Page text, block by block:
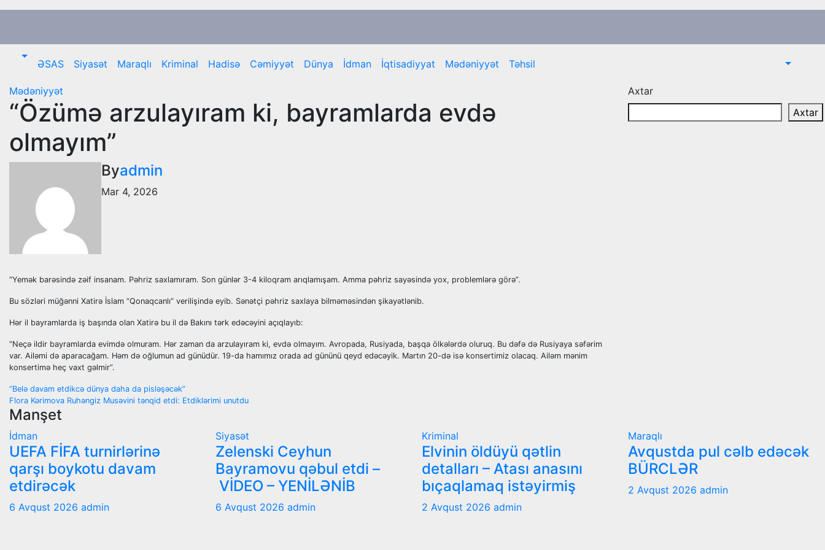
Skip
ƏSAS Siyasət Maraqlı Kriminal Hadisə Cəmiyyət Dünya İdman İqtisadiyyat Mədəniyyət Təhsil
Mədəniyyət
“Özümə arzulayıram ki, bayramlarda evdə
olmayım”
Byadmin
Mar 4, 2026
“Yemək barəsində zəif insanam. Pəhriz saxlamıram. Son günlər 3-4 kiloqram arıqlamışam. Amma pəhriz sayəsində yox, problemlərə görə”.
Bu sözləri müğənni Xatirə İslam “Qonaqcanlı” verilişində eyib. Sənətçi pəhriz saxlaya bilməməsindən şikayətlənib.
Hər il bayramlarda iş başında olan Xatirə bu il də Bakını tərk edəcəyini açıqlayıb:
“Neçə ildir bayramlarda evimdə olmuram. Hər zaman da arzulayıram ki, evdə olmayım. Avropada, Rusiyada, başqa ölkələrdə oluruq. Bu dəfə də Rusiyaya səfərim
var. Ailəmi də aparacağam. Həm də oğlumun ad günüdür. 19-da hamımız orada ad gününü qeyd edəcəyik. Martın 20-də isə konsertimiz olacaq. Ailəm mənim
konsertimə heç vaxt gəlmir”.
Yazı
naviqasiyası
“Belə davam etdikcə dünya daha da pisləşəcək”
Flora Kərimova Ruhəngiz Musəvini tənqid etdi: Etdiklərimi unutdu
Axtar
Axtar
Manşet
İdman
UEFA FİFA turnirlərinə
qarşı boykotu davam
etdirəcək
6 Avqust 2026 admin
Siyasət
Zelenski Ceyhun
Bayramovu qəbul etdi –
VİDEO – YENİLƏNİB
6 Avqust 2026 admin
Kriminal
Elvinin öldüyü qətlin
detalları – Atası anasını
bıçaqlamaq istəyirmiş
2 Avqust 2026 admin
Maraqlı
Avqustda pul cəlb edəcək
BÜRCLƏR
2 Avqust 2026 admin